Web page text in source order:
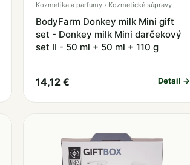
Kozmetika a parfumy › Kozmetické súpravy
BodyFarm Donkey milk Mini gift
set - Donkey milk Mini darčekový
set II - 50 ml + 50 ml + 110 g
14,12 € Detail →